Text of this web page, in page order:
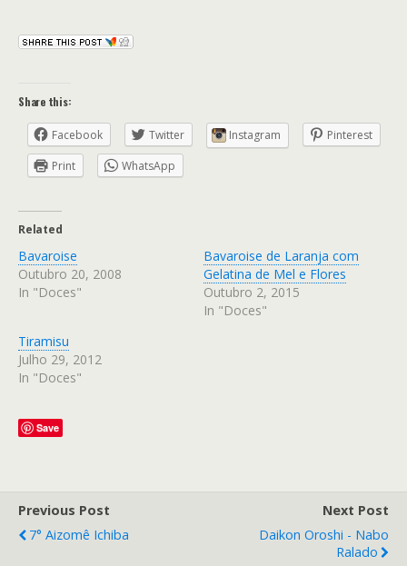
Share this:
Facebook Twitter Instagram
Pinterest
Print
WhatsApp
Related
Bavaroise
Outubro 20, 2008
In "Doces"
Bavaroise de Laranja com
Gelatina de Mel e Flores
Outubro 2, 2015
In "Doces"
Tiramisu
Julho 29, 2012
In "Doces"
Save
Previous Post
7° Aizomê Ichiba
Next Post
Daikon Oroshi - Nabo
Ralado